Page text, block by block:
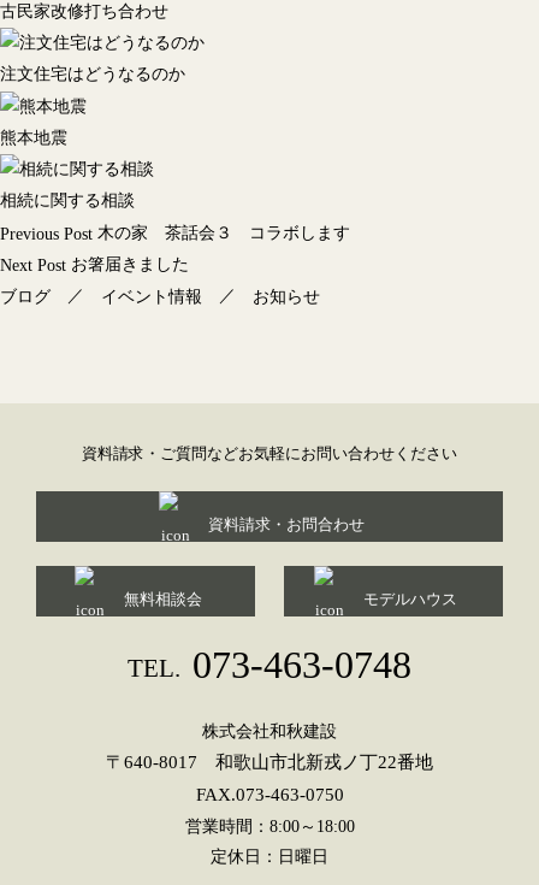
古民家改修打ち合わせ
注文住宅はどうなるのか
熊本地震
相続に関する相談
投
稿
ナ
Previous Post 木の家 茶話会３ コラボします
Next Post お箸届きました
ブログ ／ イベント情報 ／ お知らせ
資料請求・ご質問などお気軽にお問い合わせください
資料請求・お問合わせ
無料相談会 モデルハウス
TEL. 073-463-0748
株式会社和秋建設
〒640-8017 和歌山市北新戎ノ丁22番地
FAX.073-463-0750
営業時間：8:00～18:00
定休日：日曜日